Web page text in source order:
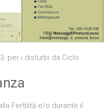
per i disturbi da Ciclo
Fertilità e/o durante il